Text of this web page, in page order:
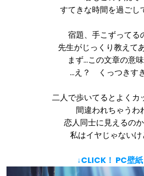
すてきな時間を過ごし
宿題、手こずってる
先生がじっくり教えて
まず…この文章の意
…え？ くっつきす
二人で歩いてるとよくカ
間違われちゃうわ
恋人同士に見えるの
私はイヤじゃないけ
↓CLICK！ PC壁紙